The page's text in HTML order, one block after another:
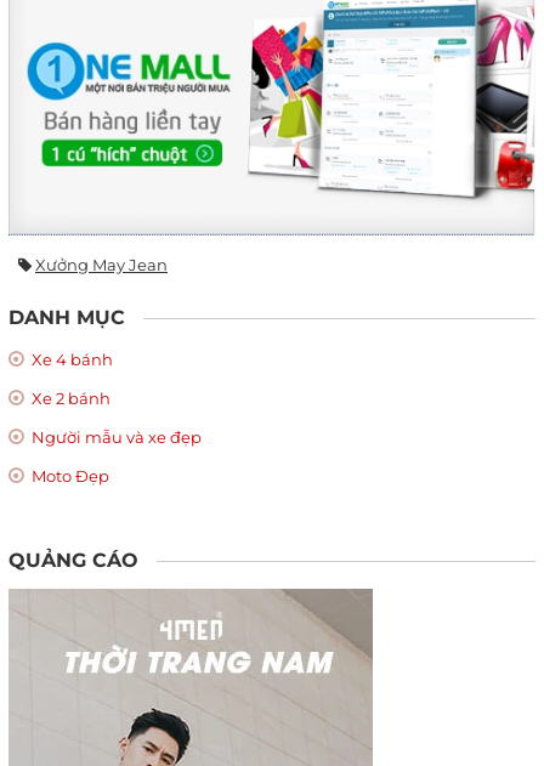
Xưởng May Jean
DANH MỤC
Xe 4 bánh
Xe 2 bánh
Người mẫu và xe đẹp
Moto Đẹp
QUẢNG CÁO